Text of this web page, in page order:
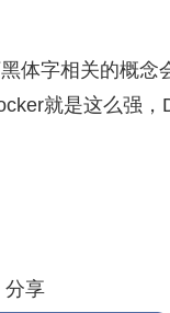
体字相关的概念
就是这么强，
分享